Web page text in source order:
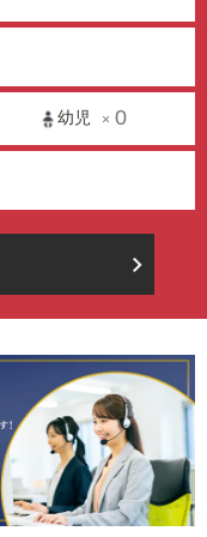
幼児 × 0